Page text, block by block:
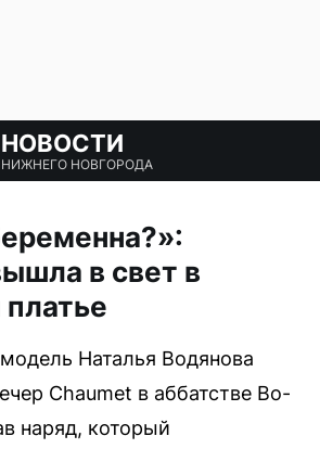
НОВОСТИ
НИЖНЕГО НОВГОРОДА
в свет в
Наталья Водянова
Chaumet в аббатстве Во-
наряд, который